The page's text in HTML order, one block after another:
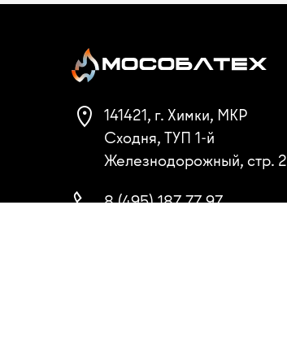
141421, г. Химки, МКР
Сходня, ТУП 1-й
Железнодорожный, стр. 2
8 (495) 187 77 97